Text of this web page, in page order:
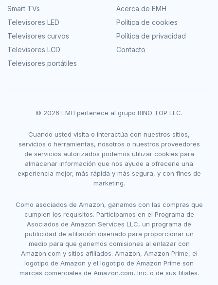
Smart TVs
Televisores LED
Televisores curvos
Televisores LCD
Televisores portátiles
Acerca de EMH
Política de cookies
Política de privacidad
Contacto
© 2026 EMH pertenece al grupo RINO TOP LLC.
Cuando usted visita o interactúa con nuestros sitios,
servicios o herramientas, nosotros o nuestros proveedores
de servicios autorizados podemos utilizar cookies para
almacenar información que nos ayude a ofrecerle una
experiencia mejor, más rápida y más segura, y con fines de
marketing.
Como asociados de Amazon, ganamos con las compras que
cumplen los requisitos. Participamos en el Programa de
Asociados de Amazon Services LLC, un programa de
publicidad de afiliación diseñado para proporcionar un
medio para que ganemos comisiones al enlazar con
Amazon.com y sitios afiliados. Amazon, Amazon Prime, el
logotipo de Amazon y el logotipo de Amazon Prime son
marcas comerciales de Amazon.com, Inc. o de sus filiales.